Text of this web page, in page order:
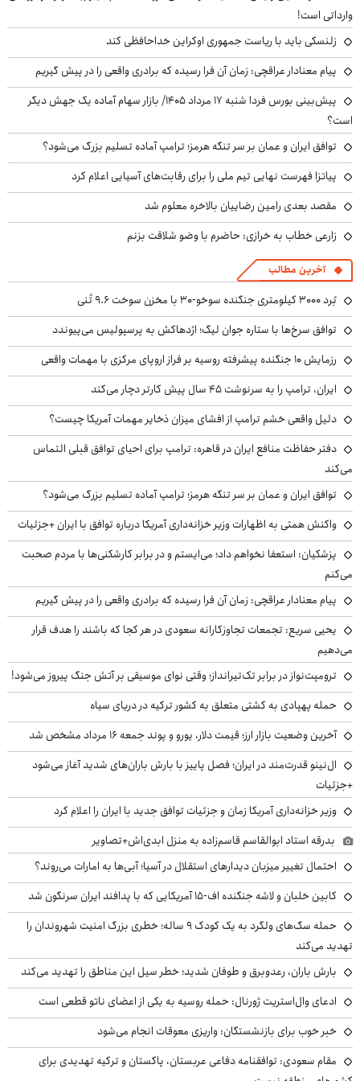
وارداتی است!
زلنسکی باید با ریاست جمهوری اوکراین خداحافظی کند
پیام معنادار عراقچی: زمان آن فرا رسیده که برادری واقعی را در پیش گیریم
پیش‌بینی بورس فردا شنبه ۱۷ مرداد ۱۴۰۵/ بازار سهام آماده یک جهش دیگر
است؟
توافق ایران و عمان بر سر تنگه هرمز؛ ترامپ آماده تسلیم بزرگ می‌شود؟
پیاتزا فهرست نهایی تیم ملی را برای رقابت‌های آسیایی اعلام کرد
مقصد بعدی رامین رضاییان بالاخره معلوم شد
زارعی خطاب به خرازی: حاضرم با وضو شلاقت بزنم
آخرین مطالب
بُرد ۳۰۰۰ کیلومتری جنگنده سوخو-۳۰ با مخزن سوخت ۹.۶ تُنی
توافق سرخ‌ها با ستاره جوان لیگ؛ اژدهاکش به پرسپولیس می‌پیوندد
رزمایش ۱۰ جنگنده پیشرفته روسیه بر فراز اروپای مرکزی با مهمات واقعی
ایران، ترامپ را به سرنوشت ۴۵ سال پیش کارتر دچار می‌کند
دلیل واقعی خشم ترامپ از افشای میزان ذخایر مهمات آمریکا چیست؟
دفتر حفاظت منافع ایران در قاهره: ترامپ برای احیای توافق قبلی التماس
می‌کند
توافق ایران و عمان بر سر تنگه هرمز؛ ترامپ آماده تسلیم بزرگ می‌شود؟
واکنش همتی به اظهارات وزیر خزانه‌داری آمریکا درباره توافق با ایران +جزئیات
پزشکیان: استعفا نخواهم داد؛ می‌ایستم و در برابر کارشکنی‌ها با مردم صحبت
می‌کنم
پیام معنادار عراقچی: زمان آن فرا رسیده که برادری واقعی را در پیش گیریم
یحیی سریع: تجمعات تجاوزکارانه سعودی در هر کجا که باشند را هدف قرار
می‌دهیم
ترومپت‌نواز در برابر تک‌تیرانداز؛ وقتی نوای موسیقی بر آتش جنگ پیروز می‌شود!
حمله پهپادی به کشتی متعلق به کشور ترکیه در دریای سیاه
آخرین وضعیت بازار ارز؛ قیمت دلار، یورو و پوند جمعه ۱۶ مرداد مشخص شد
ال‌نینو قدرت‌مند در ایران؛ فصل پاییز با بارش باران‌های شدید آغاز می‌شود
+جزئیات
وزیر خزانه‌داری آمریکا زمان و جزئیات توافق جدید با ایران را اعلام کرد
بدرقه استاد ابوالقاسم قاسم‌زاده به منزل ابدی‌اش+تصاویر
احتمال تغییر میزبان دیدارهای استقلال در آسیا؛ آبی‌ها به امارات می‌روند؟
کابین خلبان و لاشه جنگنده اف-۱۵ آمریکایی که با پدافند ایران سرنگون شد
حمله سگ‌های ولگرد به یک کودک ۹ ساله؛ خطری بزرگ امنیت شهروندان را
تهدید می‌کند
بارش باران، رعدوبرق و طوفان شدید؛ خطر سیل این مناطق را تهدید می‌کند
ادعای وال‌استریت ژورنال: حمله روسیه به یکی از اعضای ناتو قطعی است
خبر خوب برای بازنشستگان: واریزی معوقات انجام می‌شود
مقام سعودی: توافقنامه دفاعی عربستان، پاکستان و ترکیه تهدیدی برای